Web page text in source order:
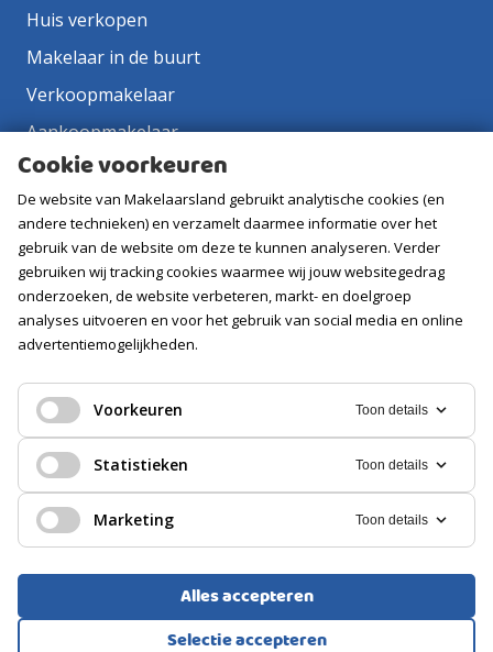
Huis verkopen
Makelaar in de buurt
Verkoopmakelaar
Aankoopmakelaar
Contact
Vacatures
Volg ons
Voorwaarden Privacyverklaring
Cookie voorkeuren
De website van Makelaarsland gebruikt analytische cookies (en
andere technieken) en verzamelt daarmee informatie over het
gebruik van de website om deze te kunnen analyseren. Verder
gebruiken wij tracking cookies waarmee wij jouw websitegedrag
onderzoeken, de website verbeteren, markt- en doelgroep
analyses uitvoeren en voor het gebruik van social media en online
advertentiemogelijkheden.
Voorkeuren Toon details
Statistieken Toon details
Marketing Toon details
Alles accepteren
Selectie accepteren